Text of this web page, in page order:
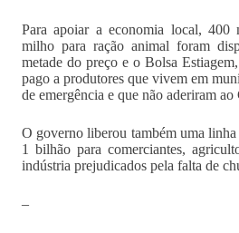
Para apoiar a economia local, 400
milho para ração animal foram
metade do preço e o Bolsa
pago a produtores que vivem em
de emergência e que não aderiram ao
O governo liberou também uma
1 bilhão para comerciantes,
indústria prejudicados pela falta de
–